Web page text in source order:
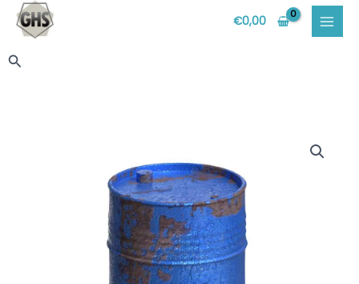
contenuto
€0,00
Cerca